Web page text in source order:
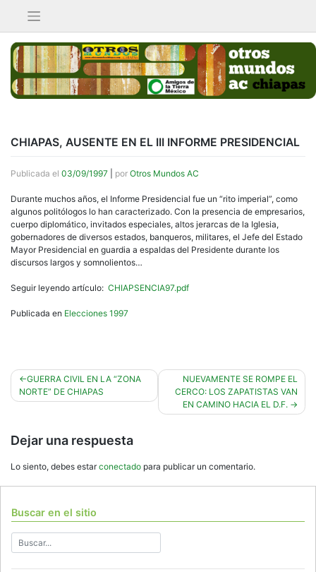
contenido
CHIAPAS, AUSENTE EN EL III INFORME PRESIDENCIAL
Publicada el 03/09/1997 por Otros Mundos AC
Durante muchos años, el Informe Presidencial fue un “rito imperial”, como
algunos politólogos lo han caracterizado. Con la presencia de empresarios,
cuerpo diplomático, invitados especiales, altos jerarcas de la Iglesia,
gobernadores de diversos estados, banqueros, militares, el Jefe del Estado
Mayor Presidencial en guardia a espaldas del Presidente durante los
discursos largos y somnolientos…
Seguir leyendo artículo: CHIAPSENCIA97.pdf
Publicada en Elecciones 1997
Navegación
de
GUERRA CIVIL EN LA “ZONA
NORTE” DE CHIAPAS
NUEVAMENTE SE ROMPE EL
CERCO: LOS ZAPATISTAS VAN
EN CAMINO HACIA EL D.F.
Dejar una respuesta
Lo siento, debes estarconectado para publicar un comentario.
Buscar en el sitio